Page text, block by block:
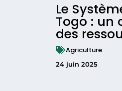
Le
Togo : un
des
Agriculture
24 juin 2025